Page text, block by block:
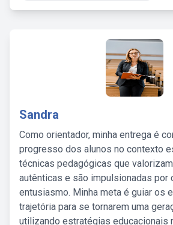
Sandra
Como orientador, minha entrega é
progresso dos alunos no contexto
técnicas pedagógicas que
autênticas e são impulsionadas por
entusiasmo. Minha meta é guiar os
trajetória para se tornarem uma
utilizando estratégias educacionais